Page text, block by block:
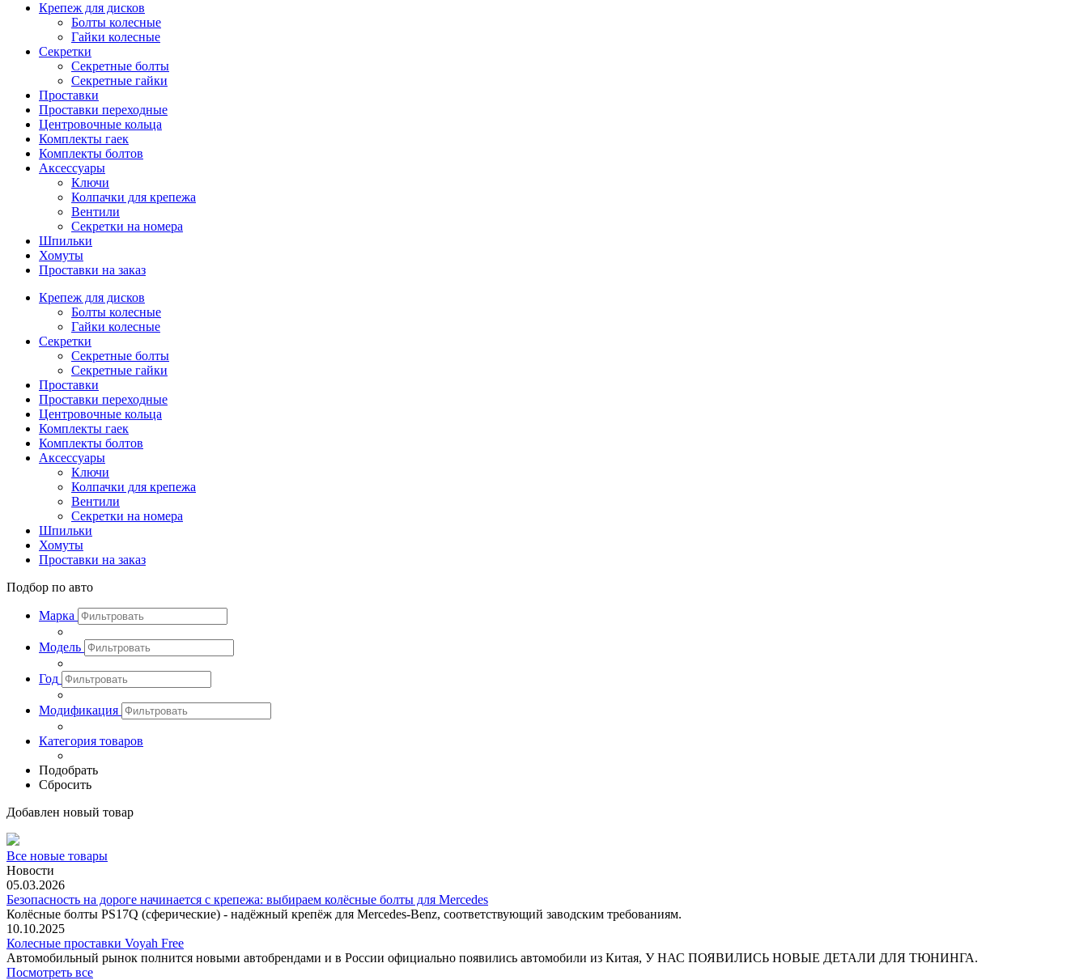
Крепеж для дисков
Болты колесные
Гайки колесные
Секретки
Секретные болты
Секретные гайки
Проставки
Проставки переходные
Центровочные кольца
Комплекты гаек
Комплекты болтов
Аксессуары
Ключи
Колпачки для крепежа
Вентили
Секретки на номера
Шпильки
Хомуты
Проставки на заказ
Крепеж для дисков
Болты колесные
Гайки колесные
Секретки
Секретные болты
Секретные гайки
Проставки
Проставки переходные
Центровочные кольца
Комплекты гаек
Комплекты болтов
Аксессуары
Ключи
Колпачки для крепежа
Вентили
Секретки на номера
Шпильки
Хомуты
Проставки на заказ
Подбор по авто
Марка
Модель
Год
Модификация
Категория товаров
Подобрать
Сбросить
Добавлен новый товар
Все новые товары
Новости
05.03.2026
Безопасность на дороге начинается с крепежа: выбираем колёсные болты для Mercedes
Колёсные болты PS17Q (сферические) - надёжный крепёж для Mercedes‑Benz, соответствующий заводским требованиям.
10.10.2025
Колесные проставки Voyah Free
Автомобильный рынок полнится новыми автобрендами и в России официально появились автомобили из Китая, У НАС ПОЯВИЛИСЬ НОВЫЕ ДЕТАЛИ ДЛЯ ТЮНИНГА.
Посмотреть все